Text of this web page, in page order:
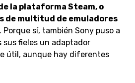
la plataforma Steam, o
de multitud de emuladores
. Porque sí, también Sony puso a
sus fieles un adaptador
útil, aunque hay diferentes